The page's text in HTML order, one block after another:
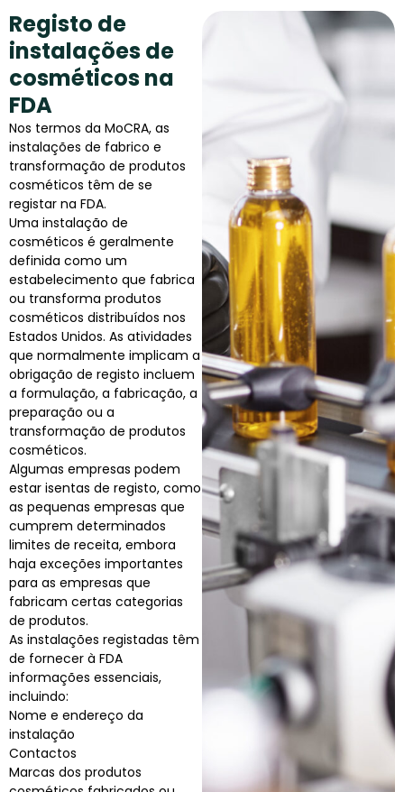
Registo de
instalações de
cosméticos na
FDA
Nos termos da MoCRA, as
instalações de fabrico e
transformação de produtos
cosméticos têm de se
registar na FDA.
Uma instalação de
cosméticos é geralmente
definida como um
estabelecimento que fabrica
ou transforma produtos
cosméticos distribuídos nos
Estados Unidos. As atividades
que normalmente implicam a
obrigação de registo incluem
a formulação, a fabricação, a
preparação ou a
transformação de produtos
cosméticos.
Algumas empresas podem
estar isentas de registo, como
as pequenas empresas que
cumprem determinados
limites de receita, embora
haja exceções importantes
para as empresas que
fabricam certas categorias
de produtos.
As instalações registadas têm
de fornecer à FDA
informações essenciais,
incluindo:
Nome e endereço da
instalação
Contactos
Marcas dos produtos